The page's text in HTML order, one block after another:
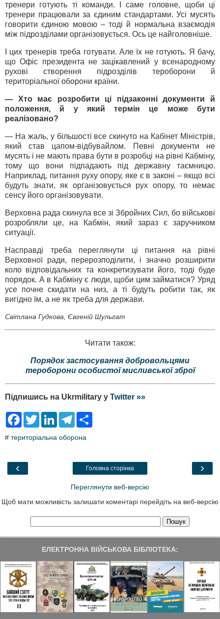
тренери готують ті команди. І саме головне, щоби ці
тренери працювали за єдиним стандартами. Усі мусять
говорити єдиною мовою – тоді й нормальна взаємодія
між підрозділами організовується. Ось це найголовніше.
І цих тренерів треба готувати. Але їх не готують. Я бачу,
що Офіс президента не зацікавлений у всенародному
рухові створення підрозділів тероборони й
територіальної оборони країни.
— Хто має розробити ці підзаконні документи й
положення, й у який термін це може бути
реалізовано?
— На жаль, у більшості все скинуто на Кабінет Міністрів,
який став цапом-відбувайлом. Певні документи не
мусять і не мають права бути в розробці на рівні Кабміну,
тому що вони підпадають під державну таємницю.
Наприклад, питання руху опору, яке є в законі – якщо всі
будуть знати, як організовується рух опору, то немає
сенсу його організовувати.
Верховна рада скинула все зі Збройних Сил, бо військові
розробляли це, на Кабмін, який зараз є заручником
ситуації.
Насправді треба переглянути ці питання на рівні
Верховної ради, перерозподілити, і значно розширити
коло відповідальних та конкретизувати його, тоді буде
порядок. А в Кабміну є люди, щоби цим займатися? Уряд
усе почне скидати на низ, а ті будуть робити так, як
вигідно їм, а не як треба для держави.
Світлана Гудкова, Євгеній Шульгат
Читати також:
Порядок застосування добровольцями
тероборони особистої мисливської зброї
Підпишись на Ukrmilitary у Twitter »»
F
e
o
T
t
L
k
T
e
a
# територіальна оборона
‹ ›
Головна сторінка
Переглянути веб-версію
Щоб мати можливість залишати коментарі перейдіть на веб-версію
ЕЛЕКТРОННА ВІЙСЬКОВА БІБЛІОТЕКА: